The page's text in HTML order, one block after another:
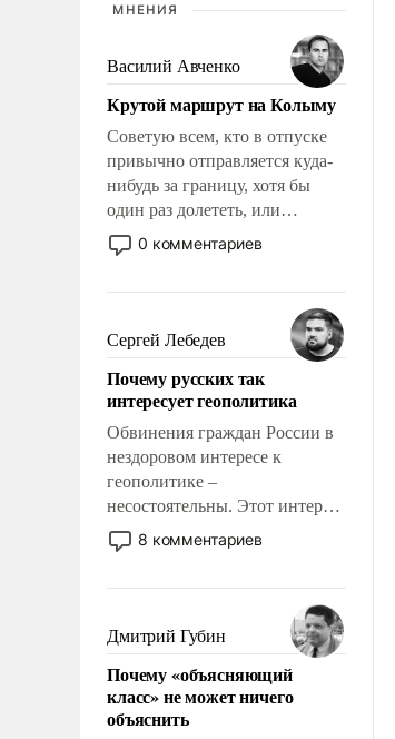
МНЕНИЯ
Василий Авченко
Крутой маршрут на Колыму
Советую всем, кто в отпуске
привычно отправляется куда-
нибудь за границу, хотя бы
один раз долететь, или
доехать, или доплыть до
Колымы, до края нашей
откровением.
0 комментариев
Сергей Лебедев
Почему русских так
интересует геополитика
Обвинения граждан России в
нездоровом интересе к
геополитике –
несостоятельны. Этот интерес
рационален и прагматичен. Он
обусловлен тысячелетним
фундаментальным знанием,
что мировая политика имеет
свойство заявляться на порог
нашего дома.
8 комментариев
Дмитрий Губин
Почему «объясняющий
класс» не может ничего
объяснить